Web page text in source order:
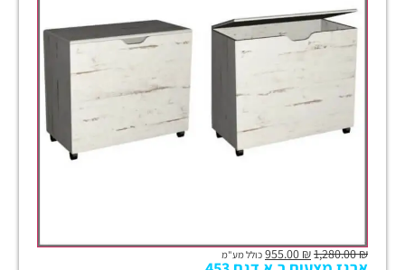
₪
1,280.00
₪ כולל מע"מ